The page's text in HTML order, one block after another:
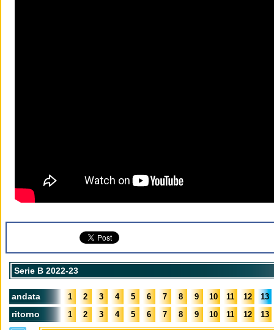
Serie B 2022-23
andata 1 2 3 4 5 6 7 8 9 10 11 12 13
ritorno 1 2 3 4 5 6 7 8 9 10 11 12 13